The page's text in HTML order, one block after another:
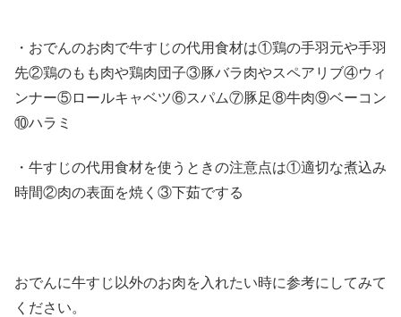
・おでんのお肉で牛すじの代用食材は①鶏の手羽元や手羽
先②鶏のもも肉や鶏肉団子③豚バラ肉やスペアリブ④ウィ
ンナー⑤ロールキャベツ⑥スパム⑦豚足⑧牛肉⑨ベーコン
⑩ハラミ
・牛すじの代用食材を使うときの注意点は①適切な煮込み
時間②肉の表面を焼く③下茹でする
おでんに牛すじ以外のお肉を入れたい時に参考にしてみて
ください。